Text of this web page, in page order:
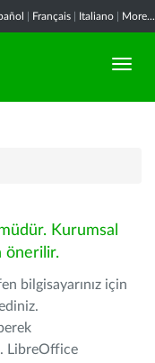
Français Italiano More...
Kurumsal
önerilir.
bilgisayarınız için
. LibreOffice